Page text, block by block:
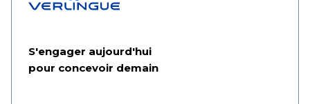
S'engager aujourd'hui
pour concevoir demain